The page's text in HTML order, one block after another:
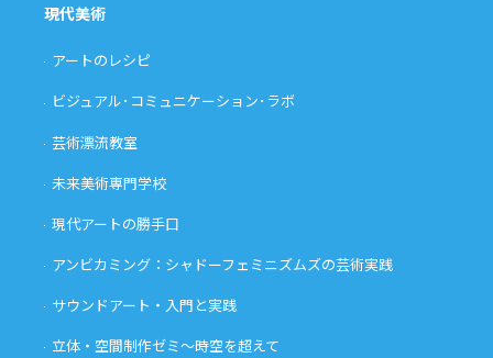
現代美術
アートのレシピ
ビジュアル･コミュニケーション･ラボ
芸術漂流教室
未来美術専門学校
現代アートの勝手口
アンビカミング：シャドーフェミニズムズの芸術実践
サウンドアート・入門と実践
立体・空間制作ゼミ〜時空を超えて